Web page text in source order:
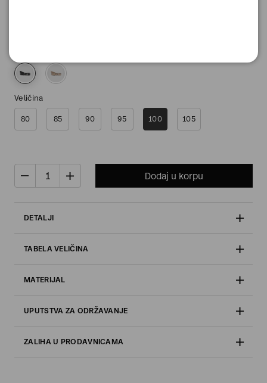
Veličina
80 85 90 95 100 105
Dodaj u korpu
DETALJI
TABELA VELIČINA
MATERIJAL
UPUTSTVA ZA ODRŽAVANJE
ZALIHA U PRODAVNICAMA